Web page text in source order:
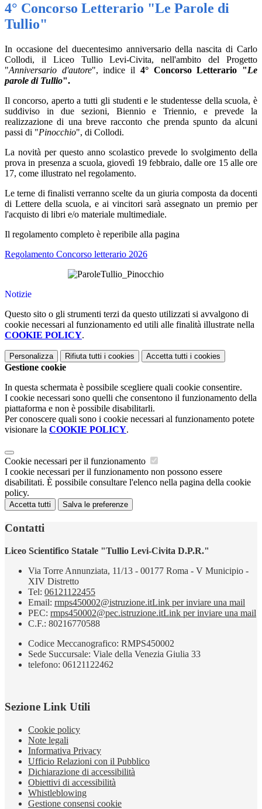
4° Concorso Letterario "Le Parole di
Tullio"
In occasione del duecentesimo anniversario della nascita di Carlo
Collodi, il Liceo Tullio Levi-Civita, nell'ambito del Progetto
"Anniversario d'autore", indice il 4° Concorso Letterario "Le
parole di Tullio".
Il concorso, aperto a tutti gli studenti e le studentesse della scuola, è
suddiviso in due sezioni, Biennio e Triennio, e prevede la
realizzazione di una breve racconto che prenda spunto da alcuni
passi di "Pinocchio", di Collodi.
La novità per questo anno scolastico prevede lo svolgimento della
prova in presenza a scuola, giovedì 19 febbraio, dalle ore 15 alle ore
17, come illustrato nel regolamento.
Le terne di finalisti verranno scelte da un giuria composta da docenti
di Lettere della scuola, e ai vincitori sarà assegnato un premio per
l'acquisto di libri e/o materiale multimediale.
Il regolamento completo è reperibile alla pagina
Regolamento Concorso letterario 2026
Notizie
Questo sito o gli strumenti terzi da questo utilizzati si avvalgono di
cookie necessari al funzionamento ed utili alle finalità illustrate nella
COOKIE POLICY.
Personalizza Rifiuta tutti i cookies Accetta tutti i cookies
Gestione cookie
In questa schermata è possibile scegliere quali cookie consentire.
I cookie necessari sono quelli che consentono il funzionamento della
piattaforma e non è possibile disabilitarli.
Per conoscere quali sono i cookie necessari al funzionamento potete
visionare la COOKIE POLICY.
Cookie necessari per il funzionamento
I cookie necessari per il funzionamento non possono essere
disabilitati. È possibile consultare l'elenco nella pagina della cookie
policy.
Accetta tutti Salva le preferenze
Contatti
Liceo Scientifico Statale "Tullio Levi-Civita D.P.R."
Via Torre Annunziata, 11/13 - 00177 Roma - V Municipio -
XIV Distretto
Tel: 06121122455
Email: rmps450002@istruzione.itLink per inviare una mail
PEC: rmps450002@pec.istruzione.itLink per inviare una mail
C.F.: 80216770588
Codice Meccanografico: RMPS450002
Sede Succursale: Viale della Venezia Giulia 33
telefono: 06121122462
Sezione Link Utili
Cookie policy
Note legali
Informativa Privacy
Ufficio Relazioni con il Pubblico
Dichiarazione di accessibilità
Obiettivi di accessibilità
Whistleblowing
Gestione consensi cookie